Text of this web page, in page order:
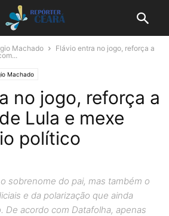
Machado
Flávio entra no jogo, reforça a
Machado
no jogo, reforça a
Lula e mexe
político
sobrenome do pai, mas também o
e da polarização que ainda
De acordo com Datafolha, apenas